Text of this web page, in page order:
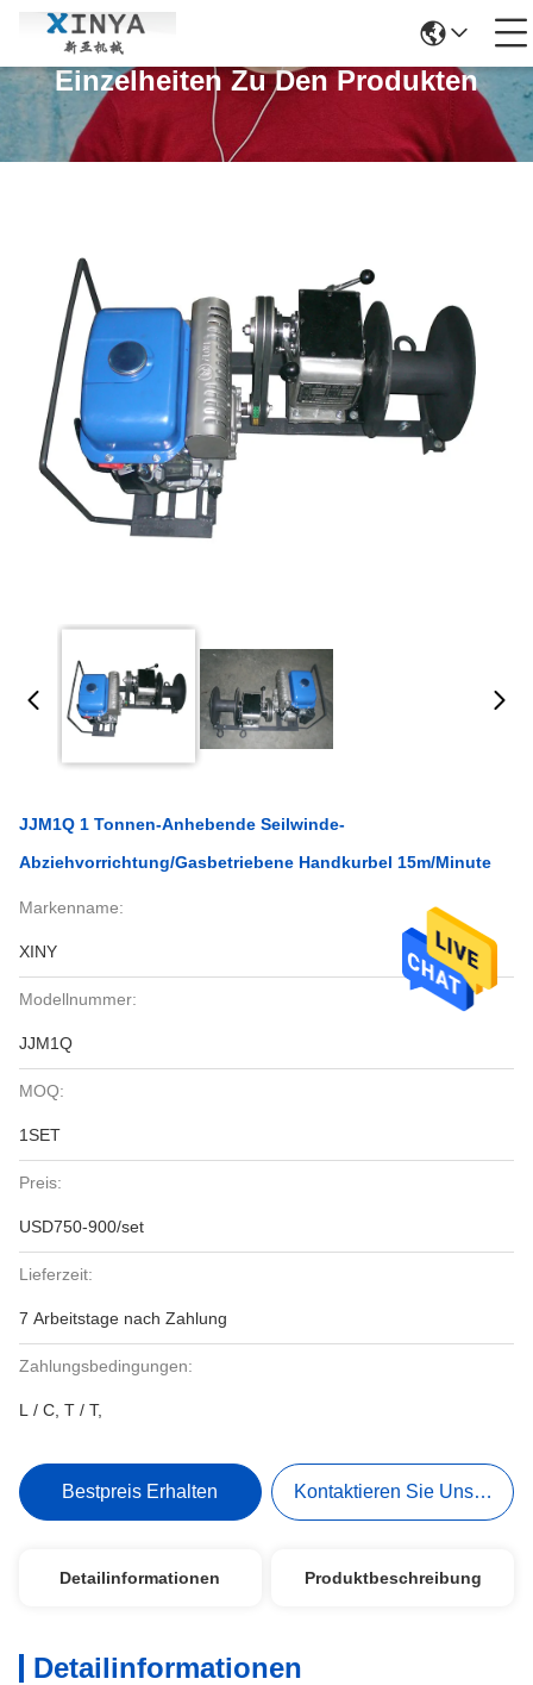
Einzelheiten Zu Den Produkten
JJM1Q 1 Tonnen-Anhebende Seilwinde-
Abziehvorrichtung/gasbetriebene Handkurbel 15m/Minute
Markenname:
XINY
Modellnummer:
JJM1Q
MOQ:
1SET
Preis:
USD750-900/set
Lieferzeit:
7 Arbeitstage nach Zahlung
Zahlungsbedingungen:
L / C, T / T,
Bestpreis Erhalten Kontaktieren Sie Uns Jetzt
Detailinformationen Produktbeschreibung
Detailinformationen